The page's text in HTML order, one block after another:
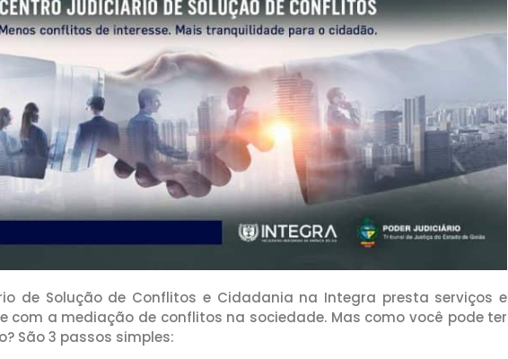
de Solução de Conflitos e Cidadania na Integra presta serviços e
com a mediação de conflitos na sociedade. Mas como você pode ter
São 3 passos simples: